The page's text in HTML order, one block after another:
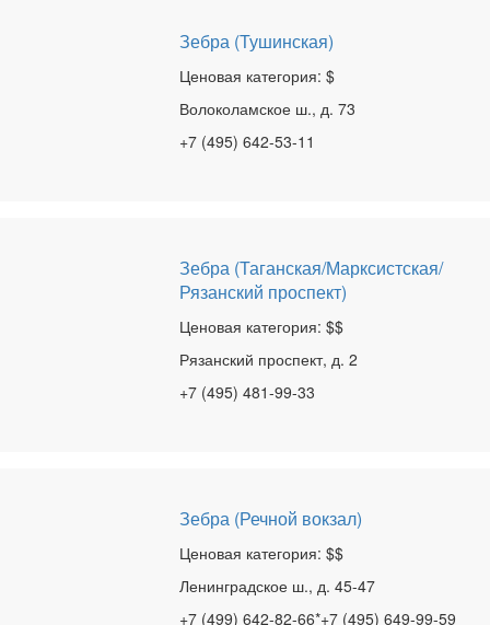
Зебра (Тушинская)
Ценовая категория: $
Волоколамское ш., д. 73
+7 (495) 642-53-11
Зебра (Таганская/Марксистская/
Рязанский проспект)
Ценовая категория: $$
Рязанский проспект, д. 2
+7 (495) 481-99-33
Зебра (Речной вокзал)
Ценовая категория: $$
Ленинградское ш., д. 45-47
+7 (499) 642-82-66*+7 (495) 649-99-59